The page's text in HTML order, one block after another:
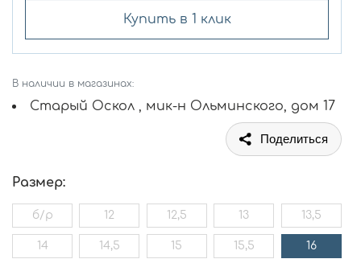
Купить в 1 клик
В наличии в магазинах:
Старый Оскол , мик-н Ольминского, дом 17
Поделиться
Размер:
б/р 12 12,5 13 13,5
14 14,5 15 15,5 16